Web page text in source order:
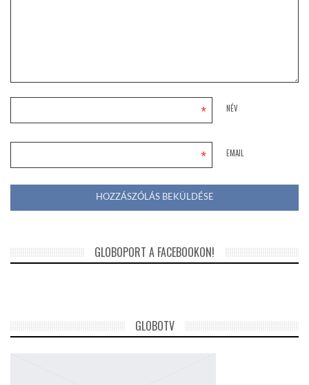
NÉV
*
EMAIL
*
GLOBOPORT A FACEBOOKON!
GLOBOTV